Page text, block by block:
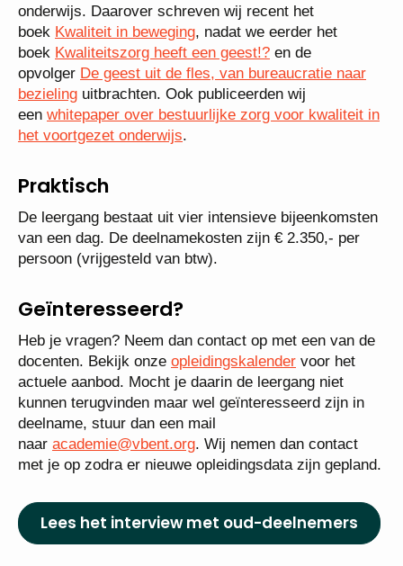
onderwijs. Daarover schreven wij recent het
boek Kwaliteit in beweging, nadat we eerder het
boek Kwaliteitszorg heeft een geest!? en de
opvolger De geest uit de fles, van bureaucratie naar
bezieling uitbrachten. Ook publiceerden wij
een whitepaper over bestuurlijke zorg voor kwaliteit in
het voortgezet onderwijs.
Praktisch
De leergang bestaat uit vier intensieve bijeenkomsten
van een dag. De deelnamekosten zijn € 2.350,- per
persoon (vrijgesteld van btw).
Geïnteresseerd?
Heb je vragen? Neem dan contact op met een van de
docenten. Bekijk onze opleidingskalender voor het
actuele aanbod. Mocht je daarin de leergang niet
kunnen terugvinden maar wel geïnteresseerd zijn in
deelname, stuur dan een mail
naar academie@vbent.org. Wij nemen dan contact
met je op zodra er nieuwe opleidingsdata zijn gepland.
Lees het interview met oud-deelnemers